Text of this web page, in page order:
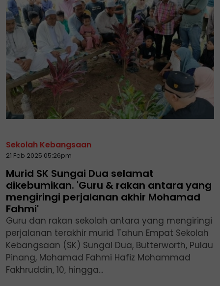
Sekolah Kebangsaan
21 Feb 2025 05:26pm
Murid SK Sungai Dua selamat
dikebumikan. 'Guru & rakan antara yang
mengiringi perjalanan akhir Mohamad
Fahmi'
Guru dan rakan sekolah antara yang mengiringi
perjalanan terakhir murid Tahun Empat Sekolah
Kebangsaan (SK) Sungai Dua, Butterworth, Pulau
Pinang, Mohamad Fahmi Hafiz Mohammad
Fakhruddin, 10, hingga...